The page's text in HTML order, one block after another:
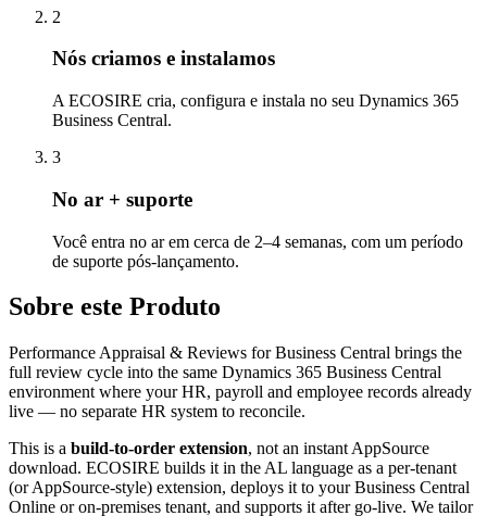
2
Nós criamos e instalamos
A ECOSIRE cria, configura e instala no seu Dynamics 365
Business Central.
3
No ar + suporte
Você entra no ar em cerca de 2–4 semanas, com um período
de suporte pós-lançamento.
Sobre este Produto
Performance Appraisal & Reviews for Business Central brings the
full review cycle into the same Dynamics 365 Business Central
environment where your HR, payroll and employee records already
live — no separate HR system to reconcile.
This is a build-to-order extension, not an instant AppSource
download. ECOSIRE builds it in the AL language as a per-tenant
(or AppSource-style) extension, deploys it to your Business Central
Online or on-premises tenant, and supports it after go-live. We tailor